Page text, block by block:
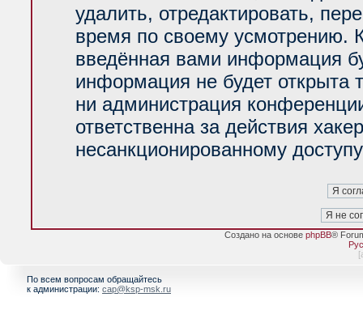
удалить, отредактировать,
время по своему усмотрению.
введённая вами информация
информация не будет открыта
ни администрация
ответственна за действия
несанкционированному
Создано на основе phpBB®
[
По всем вопросам обращайтесь
к администрации: cap@ksp-msk.ru